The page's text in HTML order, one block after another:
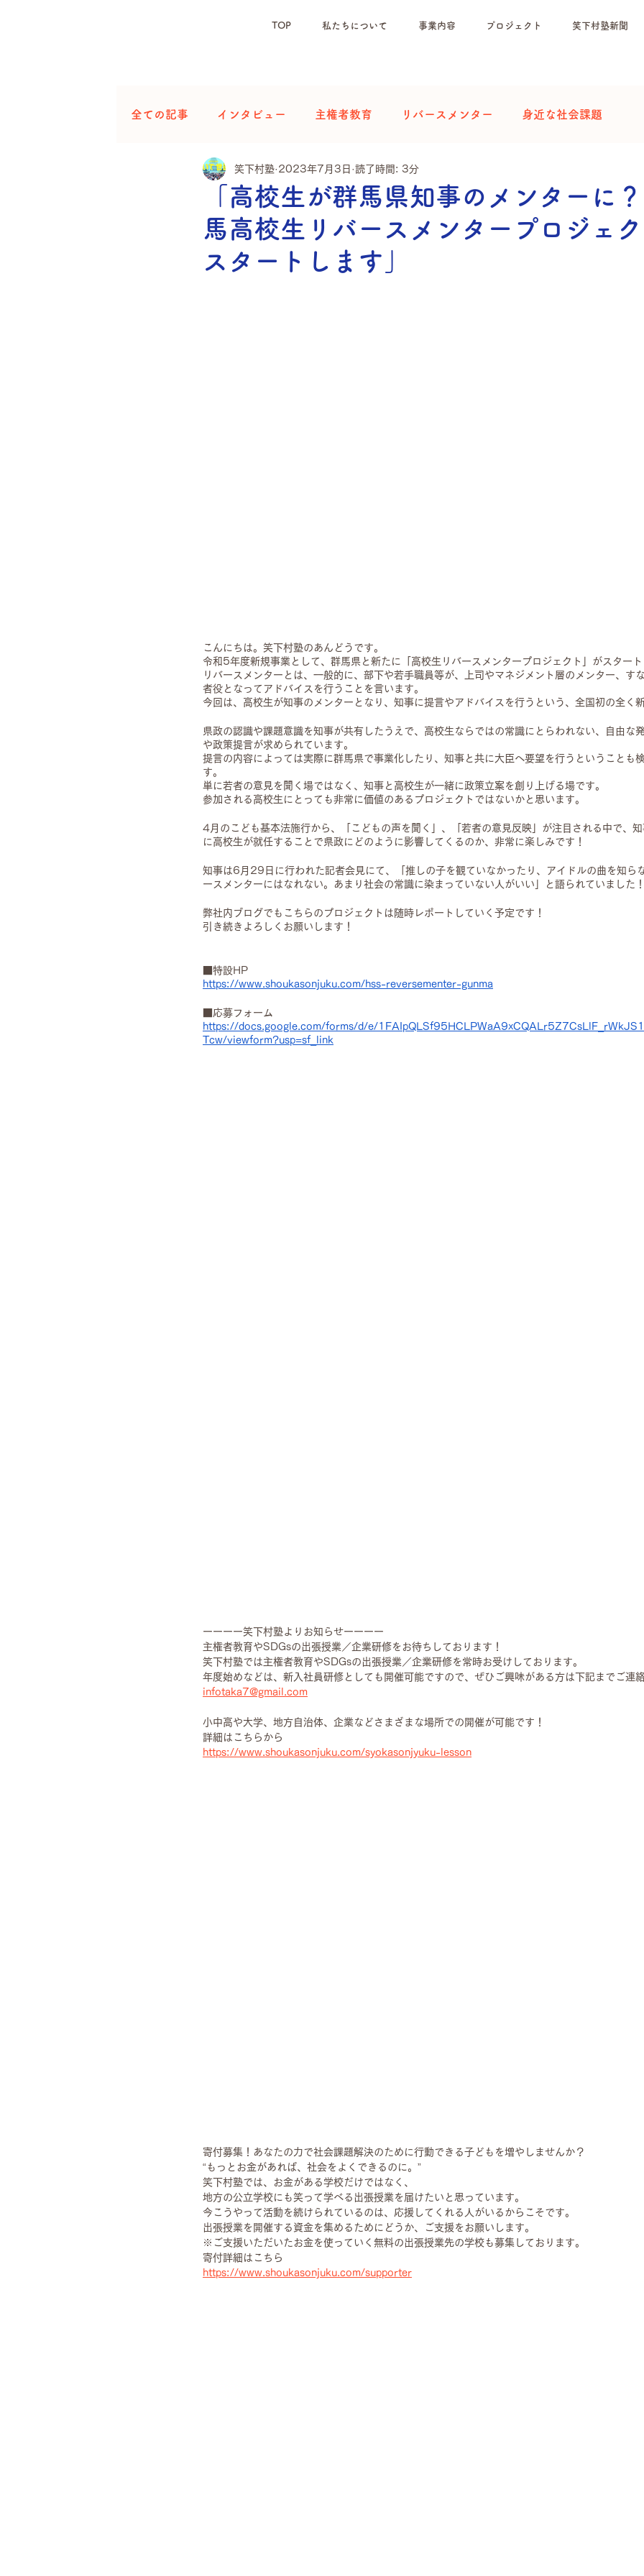
TOP 私たちについて 事業内容 プロジェクト 笑下村塾新聞
全ての記事 インタビュー 主権者教育 リバースメンター 身近な社会課題
「高校生が群馬県知事のメンターに
馬高校生リバースメンタープロジェ
スタートします」
笑下村塾 2023年7月3日 読了時間: 3分
こんにちは。笑下村塾のあんどうです。
令和5年度新規事業として、群馬県と新たに「高校生リバースメンタープロジェクト」がスタート
リバースメンターとは、一般的に、部下や若手職員等が、上司やマネジメント層のメンター、す
者役となってアドバイスを行うことを言います。
今回は、高校生が知事のメンターとなり、知事に提言やアドバイスを行うという、全国初の全く
県政の認識や課題意識を知事が共有したうえで、高校生ならではの常識にとらわれない、自由な
や政策提言が求められています。
提言の内容によっては実際に群馬県で事業化したり、知事と共に大臣へ要望を行うということも
す。
単に若者の意見を聞く場ではなく、知事と高校生が一緒に政策立案を創り上げる場です。
参加される高校生にとっても非常に価値のあるプロジェクトではないかと思います。
4月のこども基本法施行から、「こどもの声を聞く」、「若者の意見反映」が注目される中で、
に高校生が就任することで県政にどのように影響してくるのか、非常に楽しみです！
知事は6月29日に行われた記者会見にて、「推しの子を観ていなかったり、アイドルの曲を知ら
ースメンターにはなれない。あまり社会の常識に染まっていない人がいい」と語られていました！
弊社内ブログでもこちらのプロジェクトは随時レポートしていく予定です！
引き続きよろしくお願いします！
■特設HP
https://www.shoukasonjuku.com/hss-reversementer-gunma
■応募フォーム
https://docs.google.com/forms/d/e/
Tcw/viewform?usp=sf_link
ーーーー笑下村塾よりお知らせーーーー
主権者教育やSDGsの出張授業／企業研修をお待ちしております！
笑下村塾では主権者教育やSDGsの出張授業／企業研修を常時お受けしております。
年度始めなどは、新入社員研修としても開催可能ですので、ぜひご興味がある方は下記までご連
infotaka7@gmail.com
小中高や大学、地方自治体、企業などさまざまな場所での開催が可能です！
詳細はこちらから
https://www.shoukasonjuku.com/syokasonjyuku-lesson
寄付募集！あなたの力で社会課題解決のために行動できる子どもを増やしませんか？
“もっとお金があれば、社会をよくできるのに。”
笑下村塾では、お金がある学校だけではなく、
地方の公立学校にも笑って学べる出張授業を届けたいと思っています。
今こうやって活動を続けられているのは、応援してくれる人がいるからこそです。
出張授業を開催する資金を集めるためにどうか、ご支援をお願いします。
※ご支援いただいたお金を使っていく無料の出張授業先の学校も募集しております。
寄付詳細はこちら
https://www.shoukasonjuku.com/supporter